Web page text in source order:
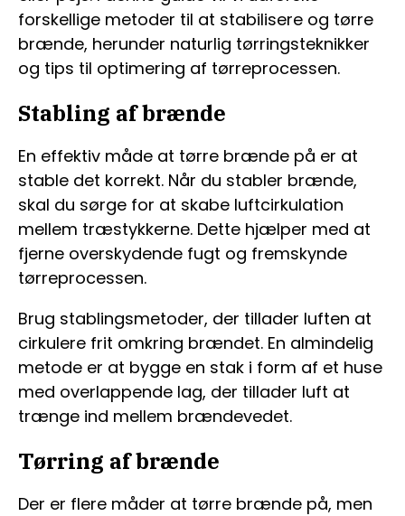
forskellige metoder til at stabilisere og tørre
brænde, herunder naturlig tørringsteknikker
og tips til optimering af tørreprocessen.
Stabling af brænde
En effektiv måde at tørre brænde på er at
stable det korrekt. Når du stabler brænde,
skal du sørge for at skabe luftcirkulation
mellem træstykkerne. Dette hjælper med at
fjerne overskydende fugt og fremskynde
tørreprocessen.
Brug stablingsmetoder, der tillader luften at
cirkulere frit omkring brændet. En almindelig
metode er at bygge en stak i form af et huse
med overlappende lag, der tillader luft at
trænge ind mellem brændevedet.
Tørring af brænde
Der er flere måder at tørre brænde på, men